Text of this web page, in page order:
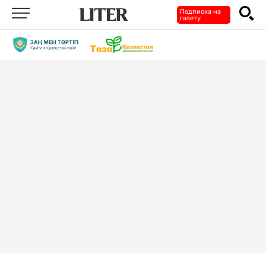
Подписка на
газету